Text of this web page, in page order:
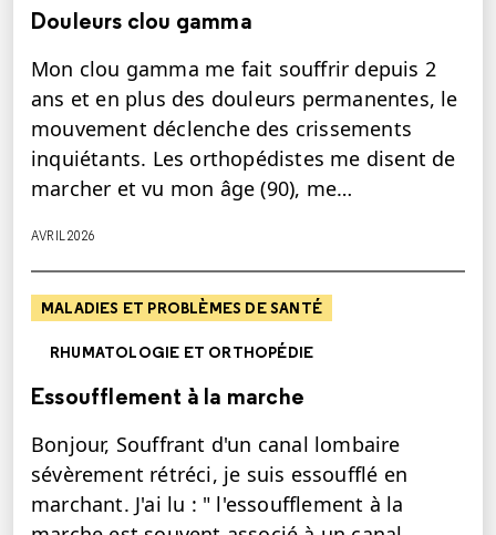
Douleurs clou gamma
Mon clou gamma me fait souffrir depuis 2
ans et en plus des douleurs permanentes, le
mouvement déclenche des crissements
inquiétants. Les orthopédistes me disent de
marcher et vu mon âge (90), me…
AVRIL 2026
MALADIES ET PROBLÈMES DE SANTÉ
RHUMATOLOGIE ET ORTHOPÉDIE
Essoufflement à la marche
Bonjour, Souffrant d'un canal lombaire
sévèrement rétréci, je suis essoufflé en
marchant. J'ai lu : " l'essoufflement à la